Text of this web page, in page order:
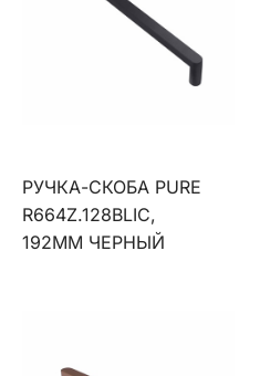
РУЧКА-СКОБА PURE
R664Z.128BLIC,
192ММ ЧЕРНЫЙ